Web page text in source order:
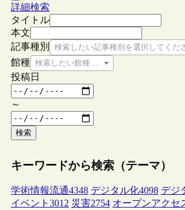
詳細検索
タイトル
本文
記事種別
検索したい記事種別を選択してくだ
館種 検索したい館種を選択してください
投稿日
～
検索
キーワードから検索（テーマ）
学術情報流通4348 デジタル化4098 デジ
イベント 3012 災害2754 オープンアクセ